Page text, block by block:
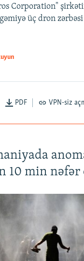
Corporation"
üç dron
PDF VPN-siz
10 min nəfər